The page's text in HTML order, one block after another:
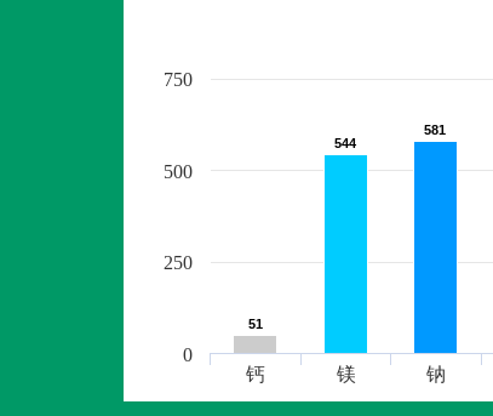
51
51
544
544
581
581
钙 镁 钠
0
250
500
750